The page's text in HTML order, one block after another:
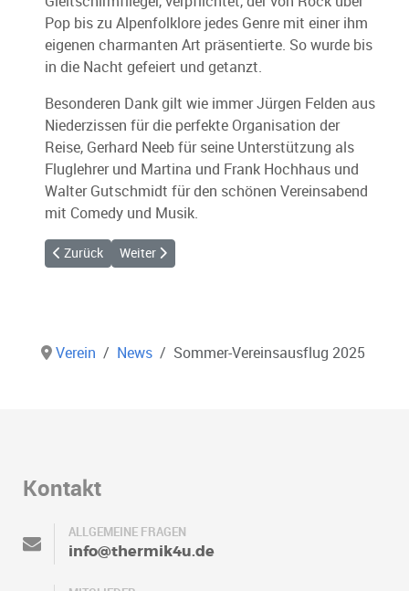
Pop bis zu Alpenfolklore jedes Genre mit einer ihm
eigenen charmanten Art präsentierte. So wurde bis
in die Nacht gefeiert und getanzt.
Besonderen Dank gilt wie immer Jürgen Felden aus
Niederzissen für die perfekte Organisation der
Reise, Gerhard Neeb für seine Unterstützung als
Fluglehrer und Martina und Frank Hochhaus und
Walter Gutschmidt für den schönen Vereinsabend
mit Comedy und Musik.
Vorheriger Beitrag: Fliegerfest Lasserg 2026
Zurück Nächster Beitrag: Fluggebietswanderung 2025
Weiter
Verein News Sommer-Vereinsausflug 2025
Kontakt
ALLGEMEINE FRAGEN
info@thermik4u.de